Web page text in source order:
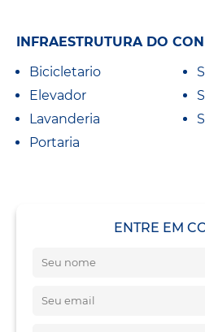
INFRAESTRUTURA DO
Bicicletario
Elevador
Lavanderia
Portaria
ENTRE EM